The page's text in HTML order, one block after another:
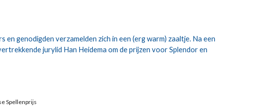
genodigden verzamelden zich in een (erg warm) zaaltje. Na een
jurylid Han Heidema om de prijzen voor Splendor en
Spellenprijs